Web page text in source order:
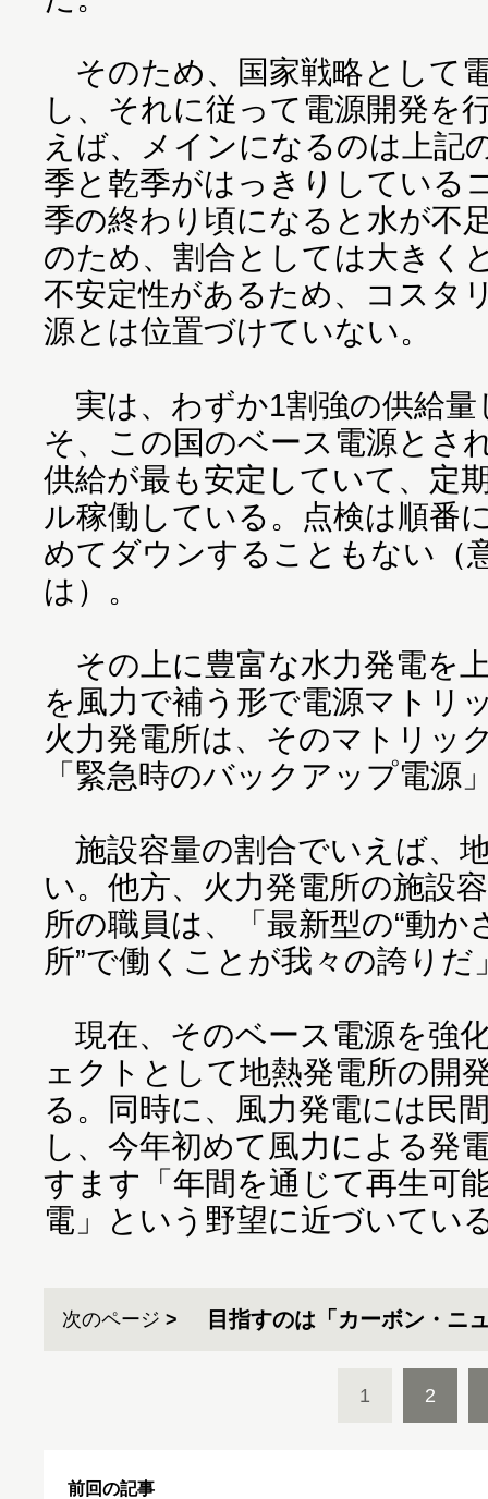
そのため、国家戦略として
し、それに従って電源開発を
えば、メインになるのは上記
季と乾季がはっきりしている
季の終わり頃になると水が不
のため、割合としては大きく
不安定性があるため、コスタ
源とは位置づけていない。
実は、わずか1割強の供給量
そ、この国のベース電源とさ
供給が最も安定していて、定
ル稼働している。点検は順番
めてダウンすることもない（
は）。
その上に豊富な水力発電を
を風力で補う形で電源マトリ
火力発電所は、そのマトリッ
「緊急時のバックアップ電源
施設容量の割合でいえば、
い。他方、火力発電所の施設
所の職員は、「最新型の“動か
所”で働くことが我々の誇り
現在、そのベース電源を強
ェクトとして地熱発電所の開
る。同時に、風力発電には民
し、今年初めて風力による発
すます「年間を通じて再生可
電」という野望に近づいてい
次のページ 目指すのは「カーボン・ニ
1 2
前回の記事